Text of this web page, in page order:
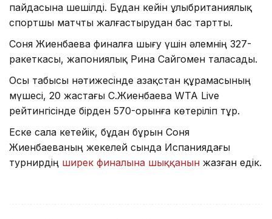
пайдасына шешілді. Бұдан кейін ұлыбританиялық
спортшы матчты жалғастырудан бас тартты.
Соня Жиенбаева финалға шығу үшін әлемнің 327-
ракеткасы, жапониялық Рина Сайгомен таласады.
Осы табысы нәтижесінде Қазақстан құрамасының
мүшесі, 20 жастағы С.Жиенбаева WTA Live
рейтингісінде бірден 570-орынға көтеріліп тұр.
Еске сала кетейік, бұдан бұрын Соня
Жиенбаеваның жекелей сында Испаниядағы
турнирдің ширек финалына шыққанын жазған едік.